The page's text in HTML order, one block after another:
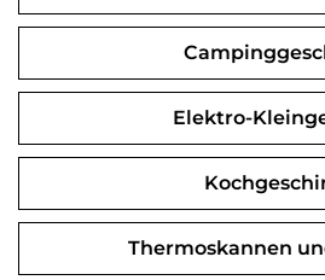
Elektro-
Thermoskannen